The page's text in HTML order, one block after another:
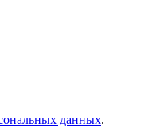
данных.